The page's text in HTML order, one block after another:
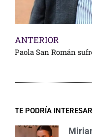
ANTERIOR
TE PODRÍA INTERESAR